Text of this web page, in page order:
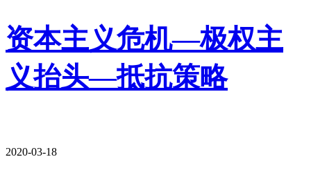
资本主义危机—极权主
义抬头—抵抗策略
2020-03-18